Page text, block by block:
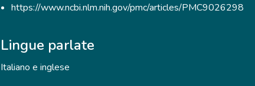
https://www.ncbi.nlm.nih.gov/pmc/articles/PMC9026298
Lingue parlate
Italiano e inglese